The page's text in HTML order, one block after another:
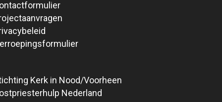
Kerk in Nood/Voorheen
Nederland